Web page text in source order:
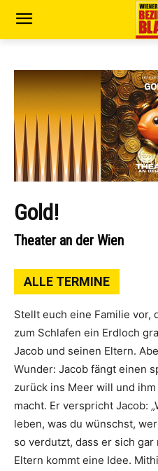
Gold!
Theater an der Wien
ALLE TERMINE
Stellt euch eine Familie vor,
zum Schlafen ein Erdloch
Jacob und seinen Eltern.
Wunder: Jacob fängt einen
zurück ins Meer will und
macht. Er verspricht Jacob:
leben, was du wünschst,
so verdutzt, dass er sich
Eltern kommt eine Idee.